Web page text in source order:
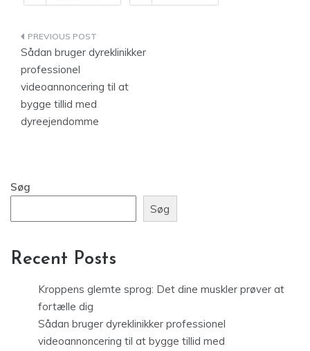
Indlægsnavigation
Sådan bruger dyreklinikker
professionel
videoannoncering til at
bygge tillid med
dyreejendomme
Søg
Søg
Recent Posts
Kroppens glemte sprog: Det dine muskler prøver at
fortælle dig
Sådan bruger dyreklinikker professionel
videoannoncering til at bygge tillid med